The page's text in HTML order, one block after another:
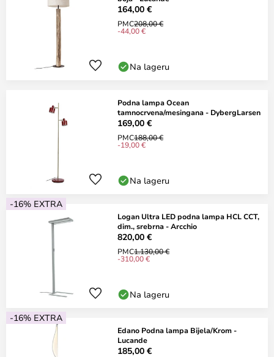
164,00 €
PMC208,00 €
-44,00 €
Na lageru
Podna lampa Ocean
tamnocrvena/mesingana - DybergLarsen
169,00 €
PMC188,00 €
-19,00 €
Na lageru
-16% EXTRA
Logan Ultra LED podna lampa HCL CCT,
dim., srebrna - Arcchio
820,00 €
PMC1.130,00 €
-310,00 €
Na lageru
-16% EXTRA
Edano Podna lampa Bijela/Krom -
Lucande
185,00 €